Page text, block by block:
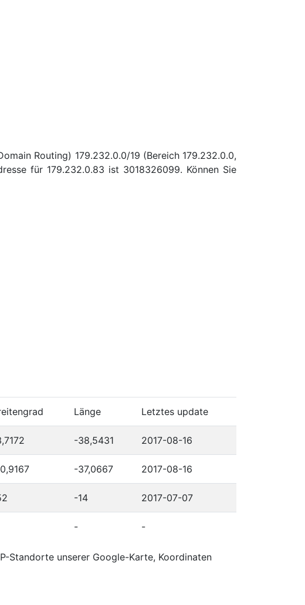
Routing) 179.232.0.0/19 (Bereich 179.232.0.0,
für 179.232.0.83 ist 3018326099. Können Sie
Länge Letztes update
-38,5431 2017-08-16
-37,0667 2017-08-16
-14 2017-07-07
- -
Standorte unserer Google-Karte, Koordinaten